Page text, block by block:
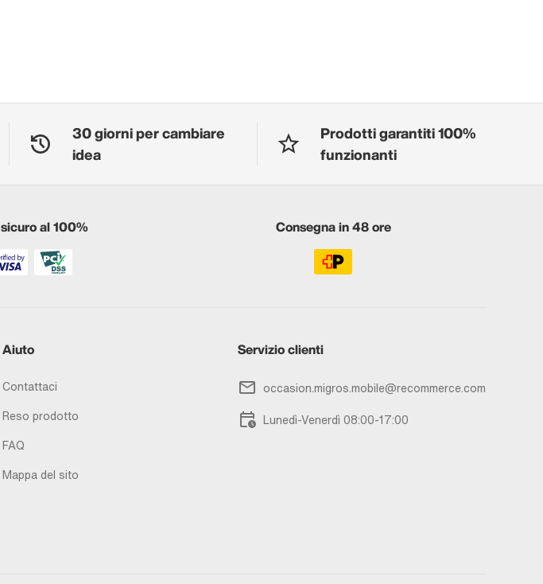
30 giorni per cambiare
idea
Prodotti garantiti 100%
funzionanti
al 100% Consegna in 48 ore
Aiuto
Contattaci
Reso prodotto
FAQ
Mappa del sito
Servizio clienti
occasion.migros.mobile@recommerce.com
Lunedì-Venerdì 08:00-17:00